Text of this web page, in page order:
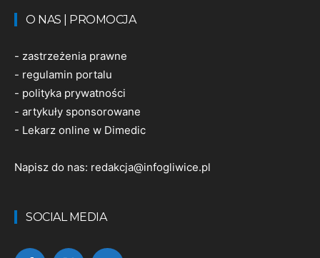
O NAS | PROMOCJA
- zastrzeżenia prawne
- regulamin portalu
- polityka prywatności
- artykuły sponsorowane
- Lekarz online w Dimedic
Napisz do nas: redakcja@infogliwice.pl
SOCIAL MEDIA